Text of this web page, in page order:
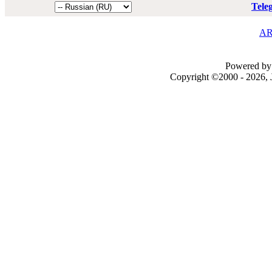
Powered
Copyright ©2000 - 2026,